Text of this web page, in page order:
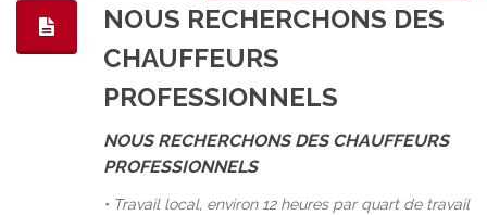
NOUS RECHERCHONS DES
CHAUFFEURS
PROFESSIONNELS
NOUS RECHERCHONS DESCHAUFFEURS
PROFESSIONNELS
• Travail local, environ 12 heures par quart de travail